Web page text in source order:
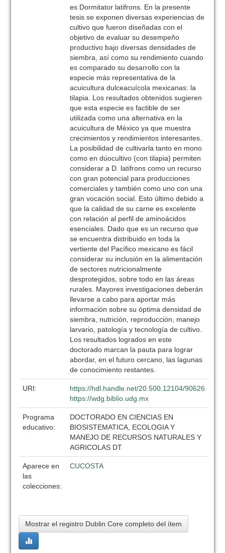
es Dormitator latifrons. En la presente
tesis se exponen diversas experiencias de
cultivo que fueron diseñadas con el
objetivo de evaluar su desempeño
productivo bajo diversas densidades de
siembra, así como su rendimiento cuando
es comparado su desarrollo con la
especie más representativa de la
acuicultura dulceacuícola mexicanas: la
tilapia. Los resultados obtenidos sugieren
que esta especie es factible de ser
utilizada como una alternativa en la
acuicultura de México ya que muestra
crecimientos y rendimientos interesantes.
La posibilidad de cultivarla tanto en mono
como en dúocultivo (con tilapia) permiten
considerar a D. latifrons como un recurso
con gran potencial para producciones
comerciales y también como uno con una
gran vocación social. Esto último debido a
que la calidad de su carne es excelente
con relación al perfil de aminoácidos
esenciales. Dado que es un recurso que
se encuentra distribuido en toda la
vertiente del Pacífico mexicano es fácil
considerar su inclusión en la alimentación
de sectores nutricionalmente
desprotegidos, sobre todo en las áreas
rurales. Mayores investigaciones deberán
llevarse a cabo para aportar más
información sobre su óptima densidad de
siembra, nutrición, reproducción, manejo
larvario, patología y tecnología de cultivo.
Los resultados logrados en este
doctorado marcan la pauta para lograr
abordar, en el futuro cercano, las lagunas
de conocimiento restantes.
URI:
https://hdl.handle.net/20.500.12104/90626
https://wdg.biblio.udg.mx
Programa
educativo:
DOCTORADO EN CIENCIAS EN
BIOSISTEMATICA, ECOLOGIA Y
MANEJO DE RECURSOS NATURALES Y
AGRICOLAS DT
Aparece en
las
colecciones:
CUCOSTA
Mostrar el registro Dublin Core completo del ítem